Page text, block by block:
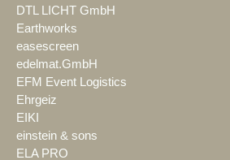
DTL LICHT GmbH
Earthworks
easescreen
edelmat.GmbH
EFM Event Logistics
Ehrgeiz
EIKI
einstein & sons
ELA PRO